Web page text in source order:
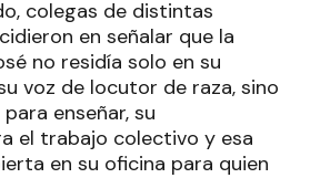
colegas de distintas
en señalar que la
no residía solo en su
voz de locutor de raza, sino
enseñar, su
el trabajo colectivo y esa
en su oficina para quien